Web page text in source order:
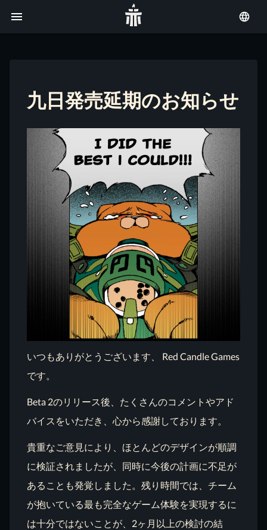
九日発売延期のお知らせ
いつもありがとうございます、 Red Candle Games
です。
Beta 2のリリース後、たくさんのコメントやアド
バイスをいただき、心から感謝しております。
貴重なご意見により、ほとんどのデザインが順調
に検証されましたが、同時に今後の計画に不足が
あることも発覚しました。残り時間では、チーム
が抱いている最も完全なゲーム体験を実現するに
は十分ではないことが、2ヶ月以上の検討の結